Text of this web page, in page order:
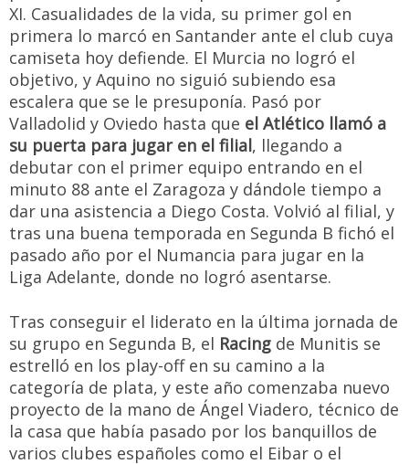
XI. Casualidades de la vida, su primer gol en
primera lo marcó en Santander ante el club cuya
camiseta hoy defiende. El Murcia no logró el
objetivo, y Aquino no siguió subiendo esa
escalera que se le presuponía. Pasó por
Valladolid y Oviedo hasta que el Atlético llamó a
su puerta para jugar en el filial, llegando a
debutar con el primer equipo entrando en el
minuto 88 ante el Zaragoza y dándole tiempo a
dar una asistencia a Diego Costa. Volvió al filial, y
tras una buena temporada en Segunda B fichó el
pasado año por el Numancia para jugar en la
Liga Adelante, donde no logró asentarse.
Tras conseguir el liderato en la última jornada de
su grupo en Segunda B, el Racing de Munitis se
estrelló en los play-off en su camino a la
categoría de plata, y este año comenzaba nuevo
proyecto de la mano de Ángel Viadero, técnico de
la casa que había pasado por los banquillos de
varios clubes españoles como el Eibar o el